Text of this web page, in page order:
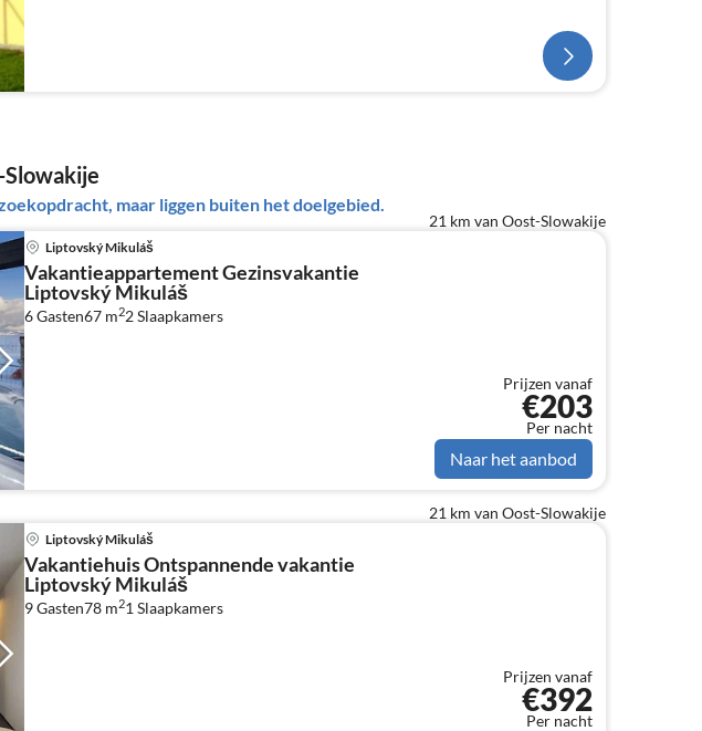
maar liggen buiten het doelgebied.
21 km van Oost-Slowakije
Liptovský Mikuláš
Vakantieappartement Gezinsvakantie
Liptovský Mikuláš
6 Gasten67 m22Slaapkamers
Prijzen vanaf
€203
Per nacht
Naar het aanbod
21 km van Oost-Slowakije
Liptovský Mikuláš
Vakantiehuis Ontspannende vakantie
Liptovský Mikuláš
9 Gasten78 m21Slaapkamers
Prijzen vanaf
€392
Per nacht